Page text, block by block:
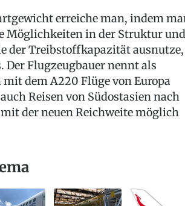
erreiche man, indem
Möglichkeiten in der Struktur und
der Treibstoffkapazität ausnutze,
Der Flugzeugbauer nennt als
dem A220 Flüge von Europa
Reisen von Südostasien nach
der neuen Reichweite möglich